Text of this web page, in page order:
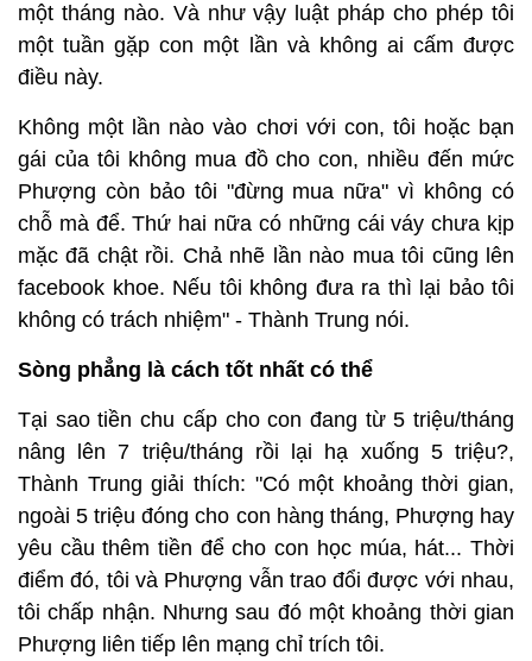
một tháng nào. Và như vậy luật pháp cho phép tôi
một tuần gặp con một lần và không ai cấm được
điều này.
Không một lần nào vào chơi với con, tôi hoặc bạn
gái của tôi không mua đồ cho con, nhiều đến mức
Phượng còn bảo tôi "đừng mua nữa" vì không có
chỗ mà để. Thứ hai nữa có những cái váy chưa kịp
mặc đã chật rồi. Chả nhẽ lần nào mua tôi cũng lên
facebook khoe. Nếu tôi không đưa ra thì lại bảo tôi
không có trách nhiệm" - Thành Trung nói.
Sòng phẳng là cách tốt nhất có thể
Tại sao tiền chu cấp cho con đang từ 5 triệu/tháng
nâng lên 7 triệu/tháng rồi lại hạ xuống 5 triệu?,
Thành Trung giải thích: "Có một khoảng thời gian,
ngoài 5 triệu đóng cho con hàng tháng, Phượng hay
yêu cầu thêm tiền để cho con học múa, hát... Thời
điểm đó, tôi và Phượng vẫn trao đổi được với nhau,
tôi chấp nhận. Nhưng sau đó một khoảng thời gian
Phượng liên tiếp lên mạng chỉ trích tôi.